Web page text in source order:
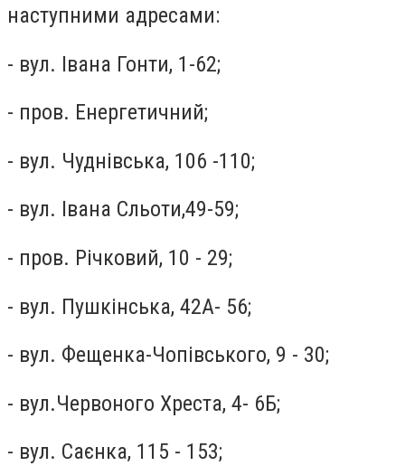
наступними адресами:
- вул. Івана Гонти, 1-62;
- пров. Енергетичний;
- вул. Чуднівська, 106 -110;
- вул. Івана Сльоти,49-59;
- пров. Річковий, 10 - 29;
- вул. Пушкінська, 42А- 56;
- вул. Фещенка-Чопівського, 9 - 30;
- вул.Червоного Хреста, 4- 6Б;
- вул. Саєнка, 115 - 153;